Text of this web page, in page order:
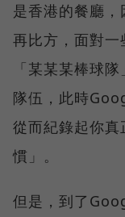
是香港的餐廳
再比方，面對
「某某某棒球
隊伍，此時
從而紀錄起你
慣」。
但是，到了